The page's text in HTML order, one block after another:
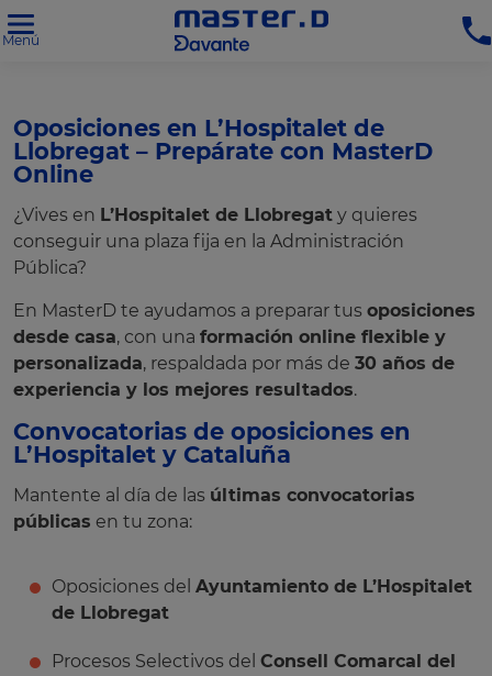
Menú
Oposiciones en L’Hospitalet de
Llobregat – Prepárate con MasterD
Online
¿Vives en L’Hospitalet de Llobregat y quieres
conseguir una plaza fija en la Administración
Pública?
En MasterD te ayudamos a preparar tus oposiciones
desde casa, con una formación online flexible y
personalizada, respaldada por más de 30 años de
experiencia y los mejores resultados.
Convocatorias de oposiciones en
L’Hospitalet y Cataluña
Mantente al día de las últimas convocatorias
públicas en tu zona:
Oposiciones del Ayuntamiento de L’Hospitalet
de Llobregat
Procesos Selectivos del Consell Comarcal del